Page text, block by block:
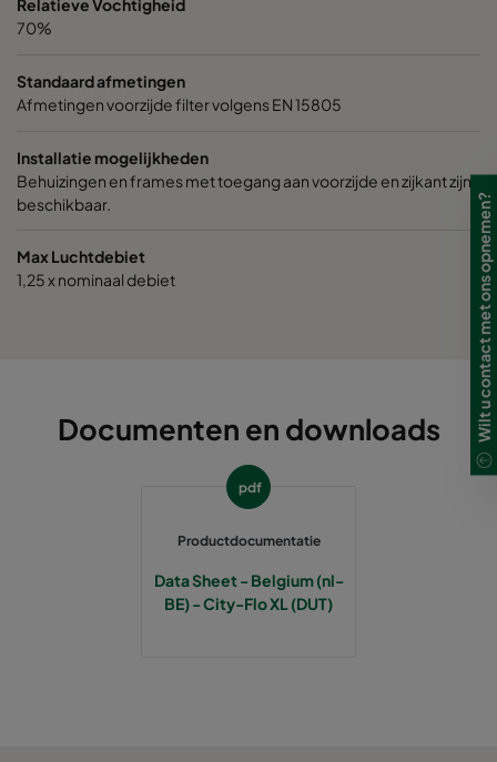
0185 287x287x640-5 ePM1 85%
0185 490x490x640-8
0185 490x592x520-8
ePM1 85%
0185 490x490x520-8 ePM1 85%
Relatieve Vochtigheid
70%
Standaard afmetingen
Afmetingen voorzijde filter volgens EN 15805
Installatie mogelijkheden
Behuizingen en frames met toegang aan voorzijde en zijkant zijn
beschikbaar.
Max Luchtdebiet
1,25 x nominaal debiet
Documenten en downloads
pdf
Productdocumentatie
Data Sheet - Belgium (nl-
BE) - City-Flo XL (DUT)
Wilt u contact met ons opnemen?